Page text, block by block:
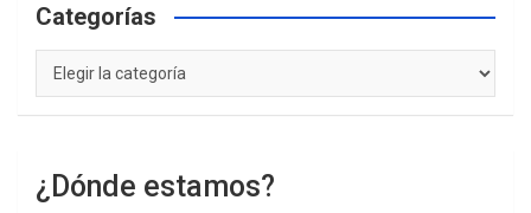
Categorías
Categorías
¿Dónde estamos?